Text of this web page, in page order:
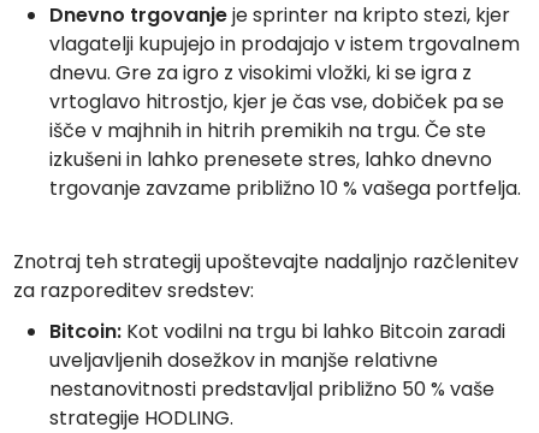
Dnevno trgovanjeje sprinter na kripto stezi, kjer
vlagatelji kupujejo in prodajajo v istem trgovalnem
dnevu. Gre za igro z visokimi vložki, ki se igra z
vrtoglavo hitrostjo, kjer je čas vse, dobiček pa se
išče v majhnih in hitrih premikih na trgu. Če ste
izkušeni in lahko prenesete stres, lahko dnevno
trgovanje zavzame približno 10 % vašega portfelja.
Znotraj teh strategij upoštevajte nadaljnjo razčlenitev
za razporeditev sredstev:
Bitcoin: Kot vodilni na trgu bi lahko Bitcoin zaradi
uveljavljenih dosežkov in manjše relativne
nestanovitnosti predstavljal približno 50 % vaše
strategije HODLING.